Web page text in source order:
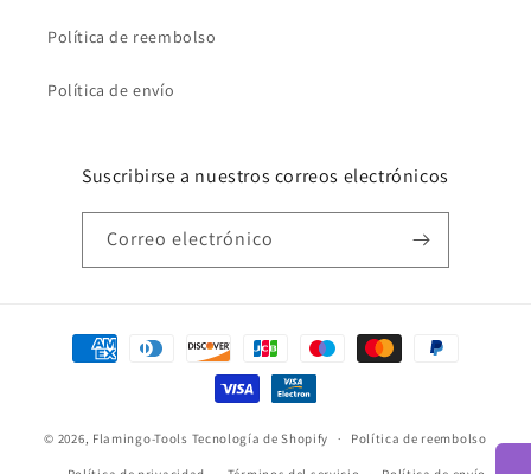
Política de reembolso
Política de envío
Suscribirse a nuestros correos electrónicos
Correo electrónico
Formas
© 2026, Flamingo-Tools Tecnología de Shopify Política de reembolso